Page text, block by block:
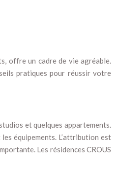
offre un cadre de vie agréable.
pratiques pour réussir votre
et quelques appartements.
équipements. L’attribution est
Les résidences CROUS